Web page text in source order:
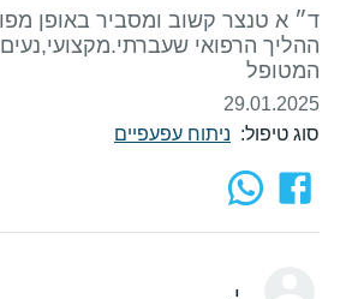
ד״ א טנצר קשוב ומסביר באופן
ההליך הרפואי
המטופל
29.01.2025
סוג טיפול: ניתוח עפעפיים